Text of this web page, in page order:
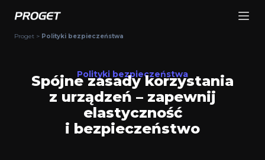
Proget > Polityki bezpieczeństwa
Polityki bezpieczeństwa
Spójne zasady korzystania
z urządzeń – zapewnij
elastyczność
i bezpieczeństwo